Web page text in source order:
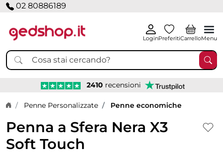
02 80886189
LoginPreferitiCarrelloMenu
2410 recensioni
Home page
Penne Personalizzate Penne economiche
Penna a Sfera Nera X3
Soft Touch